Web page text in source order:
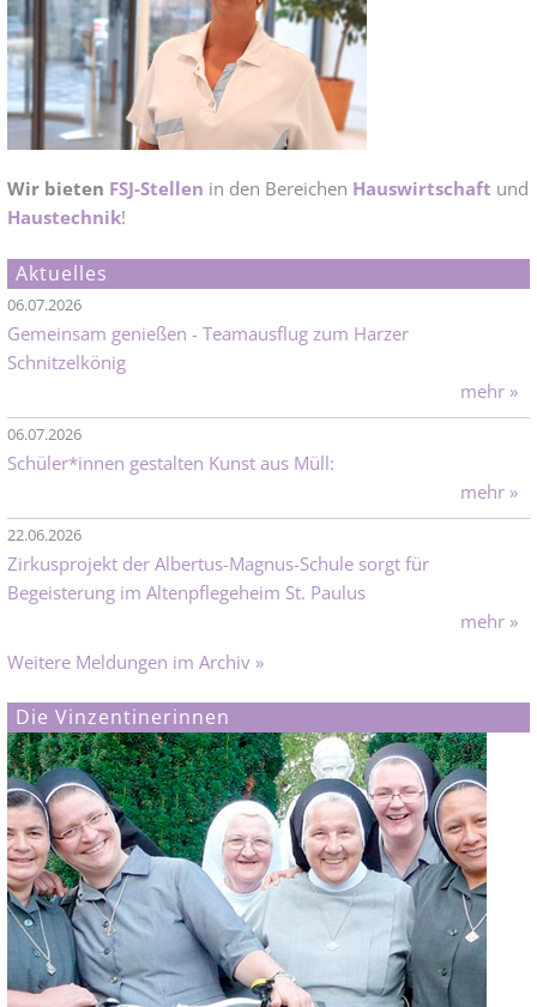
Wir bieten FSJ-Stellen in den Bereichen Hauswirtschaft und
Haustechnik!
Aktuelles
06.07.2026
Gemeinsam genießen - Teamausflug zum Harzer
Schnitzelkönig
mehr »
06.07.2026
Schüler*innen gestalten Kunst aus Müll:
mehr »
22.06.2026
Zirkusprojekt der Albertus-Magnus-Schule sorgt für
Begeisterung im Altenpflegeheim St. Paulus
mehr »
Weitere Meldungen im Archiv »
Die Vinzentinerinnen